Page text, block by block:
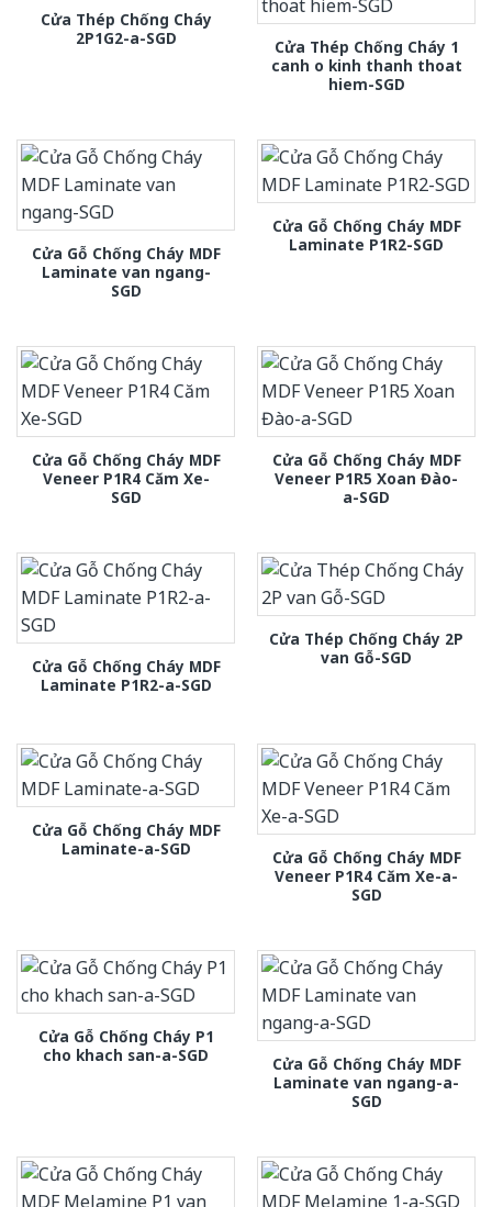
Cửa Thép Chống Cháy
2P1G2-a-SGD
Cửa Thép Chống Cháy 1
canh o kinh thanh thoat
hiem-SGD
Cửa Gỗ Chống Cháy MDF
Laminate van ngang-
SGD
Cửa Gỗ Chống Cháy MDF
Laminate P1R2-SGD
Cửa Gỗ Chống Cháy MDF
Veneer P1R4 Căm Xe-
SGD
Cửa Gỗ Chống Cháy MDF
Veneer P1R5 Xoan Đào-
a-SGD
Cửa Gỗ Chống Cháy MDF
Laminate P1R2-a-SGD
Cửa Thép Chống Cháy 2P
van Gỗ-SGD
Cửa Gỗ Chống Cháy MDF
Laminate-a-SGD
Cửa Gỗ Chống Cháy MDF
Veneer P1R4 Căm Xe-a-
SGD
Cửa Gỗ Chống Cháy P1
cho khach san-a-SGD
Cửa Gỗ Chống Cháy MDF
Laminate van ngang-a-
SGD